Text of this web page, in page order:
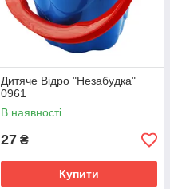
Дитяче Відро "Незабудка"
0961
В наявності
27 ₴
Купити